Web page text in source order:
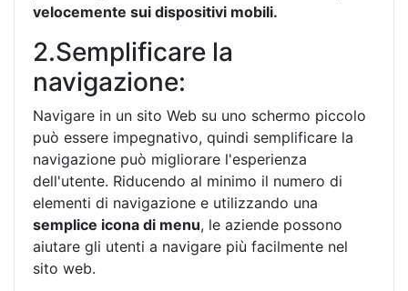
velocemente sui dispositivi mobili.
2.Semplificare la
navigazione:
Navigare in un sito Web su uno schermo piccolo
può essere impegnativo, quindi semplificare la
navigazione può migliorare l'esperienza
dell'utente. Riducendo al minimo il numero di
elementi di navigazione e utilizzando una
semplice icona di menu, le aziende possono
aiutare gli utenti a navigare più facilmente nel
sito web.